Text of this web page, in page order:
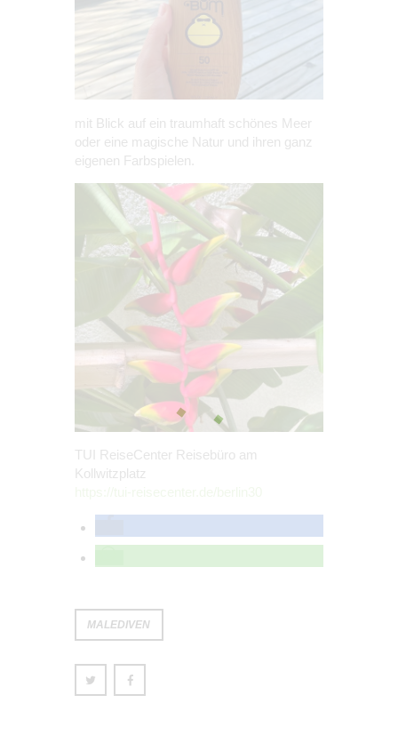
mit Blick auf ein traumhaft schönes Meer
oder eine magische Natur und ihren ganz
eigenen Farbspielen.
TUI ReiseCenter Reisebüro am
Kollwitzplatz
MALEDIVEN